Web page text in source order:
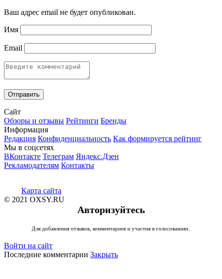
Ваш адрес email не будет опубликован.
Имя
Email
Сайт
Обзоры и отзывы Рейтинги Бренды
Информация
Редакция Конфиденциальность Как формируется рейтинг
Мы в соцсетях
ВКонтакте Телеграм Яндекс.Дзен
Рекламодателям Контакты
Карта сайта
© 2021 OXSY.RU
Авторизуйтесь
Для добавления отзывов, комментариев и участия в голосованиях.
Войти на сайт
Последние комментарии Закрыть